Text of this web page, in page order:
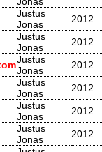
Justus
Jonas
2012
Justus
Jonas
2012
Justus
Jonas
2012
Justus
Jonas
2012
Justus
Jonas
2012
Justus
Jonas
2012